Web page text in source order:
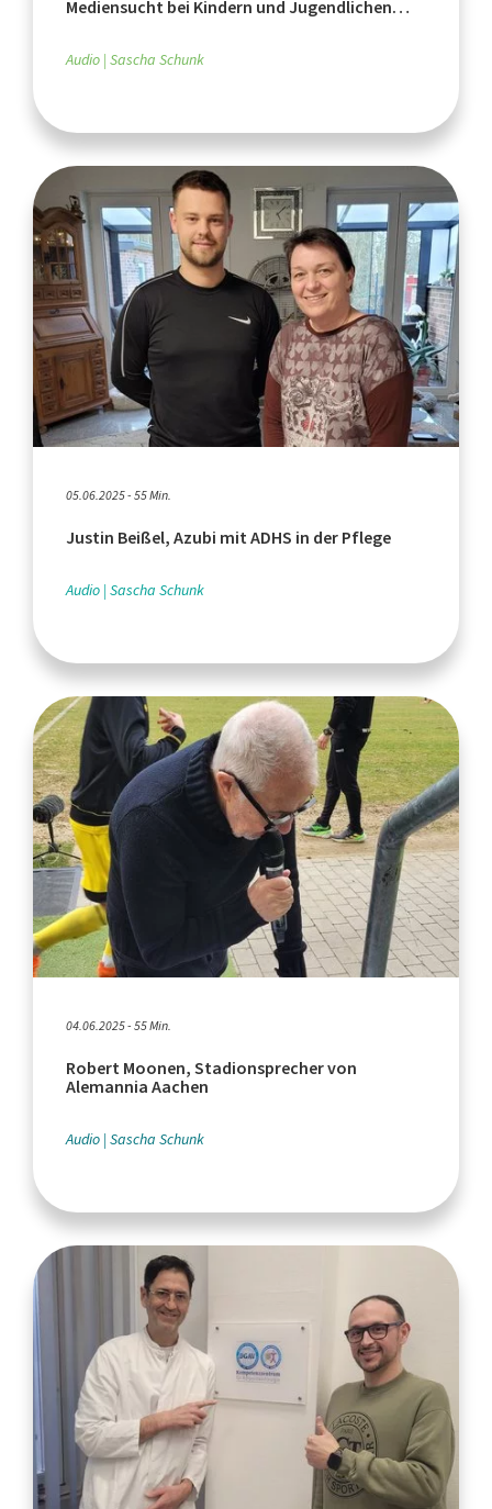
Mediensucht bei Kindern und Jugendlichen
Audio Sascha Schunk
05.06.2025 - 55 Min.
Justin Beißel, Azubi mit ADHS in der Pflege
Audio Sascha Schunk
04.06.2025 - 55 Min.
Robert Moonen, Stadionsprecher von
Alemannia Aachen
Audio Sascha Schunk